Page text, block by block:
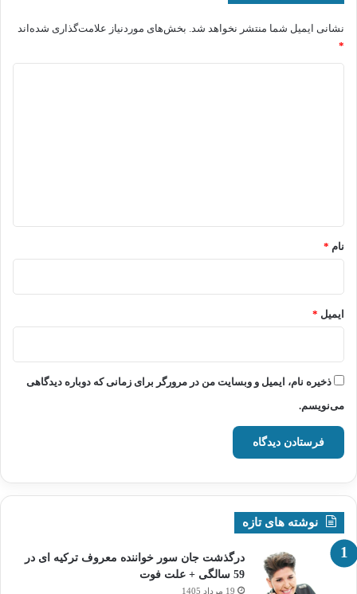
نشانی ایمیل شما منتشر نخواهد شد. بخش‌های موردنیاز علامت‌گذاری شده‌اند
*
نام *
ایمیل *
ذخیره نام، ایمیل و وبسایت من در مرورگر برای زمانی که دوباره دیدگاهی
می‌نویسم.
نوشته های تازه
درگذشت جان سور خواننده معروف ترکیه ای در
59 سالگی + علت فوت
19 مرداد 1405